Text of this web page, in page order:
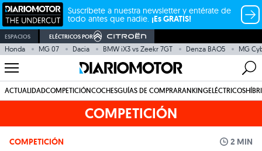
Suscríbete a nuestra newsletter y entérate de
todo antes que nadie. ¡Es GRATIS!
ESPACIOS ELÉCTRICOS POR
Honda MG 07 Dacia BMW iX3 vs Zeekr 7GT Denza BAO5 MG
ACTUALIDADCOMPETICIÓNCOCHESGUÍAS DE COMPRARANKINGELÉCTRICOS
COMPETICIÓN
COMPETICIÓN 2 MIN